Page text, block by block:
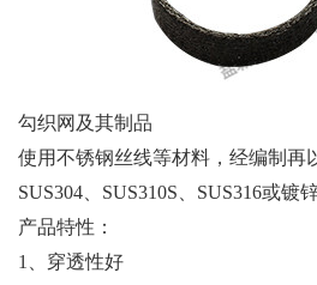
勾织网及其制品
使用不锈钢丝线等材料，经编制再
SUS304、SUS310S、SUS316或镀
产品特性：
1、穿透性好